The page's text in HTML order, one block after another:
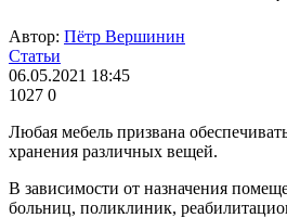
Автор: Пётр Вершинин
Статьи
06.05.2021 18:45
1027 0
Любая мебель призвана
хранения различных вещей.
В зависимости от назначения
больниц, поликлиник,